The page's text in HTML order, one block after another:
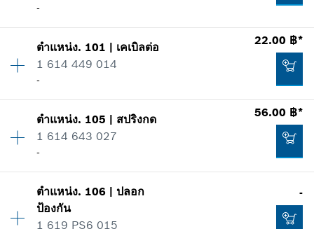
7.00 ฿*
เพิ่มในตะกร้าสินค้า
แสดงในรูป
-
เพิ่มในตะกร้าสินค้า
-
ปริมาณ 1
ราคากลุ่ม: 11
รายการการใช้
แสดงในรูป
35.00 ฿*
ตำแหน่ง. 101 | เคเบิลต่อ
1 614 449 014
-
22.00 ฿*
ปริมาณ 1
ราคากลุ่ม: 12
รายการการใช้
แสดงในรูป
ตำแหน่ง. 105 | สปริงกด
1 614 643 027
-
56.00 ฿*
ปริมาณ 1
ราคากลุ่ม
ข้อมูลชิ้นส่วนอะไหล่
ตำแหน่ง. 106 |ปลอก
ป้องกัน
1 619 PS6 015
-